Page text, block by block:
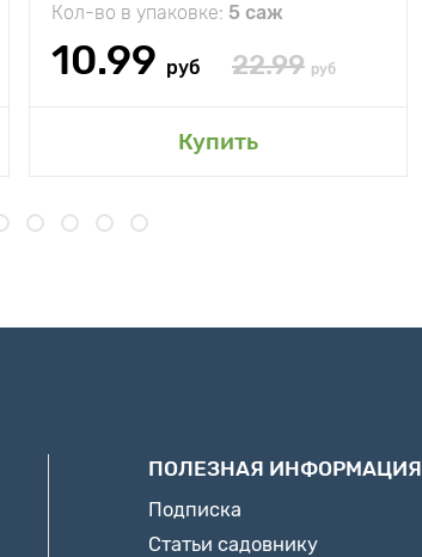
Кол-во в упаковке: 5 саж
10.99 руб 22.99 руб
Купить
ПОЛЕЗНАЯ ИНФОРМАЦИЯ
Подписка
Статьи садовнику